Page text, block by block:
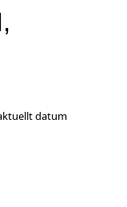
datum